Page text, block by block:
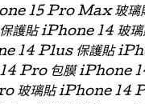
15 Pro Max 玻璃
護貼 iPhone 14 玻
14 Plus 保護貼
Pro 包膜 iPhone
玻璃貼 iPhone 14